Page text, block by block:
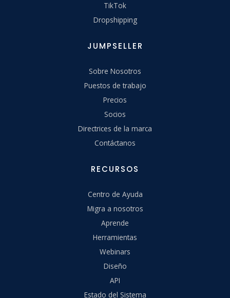
TikTok
Dropshipping
JUMPSELLER
Sobre Nosotros
Puestos de trabajo
Precios
Socios
Directrices de la marca
Contáctanos
RECURSOS
Centro de Ayuda
Migra a nosotros
Aprende
Herramientas
Webinars
Diseño
API
Estado del Sistema